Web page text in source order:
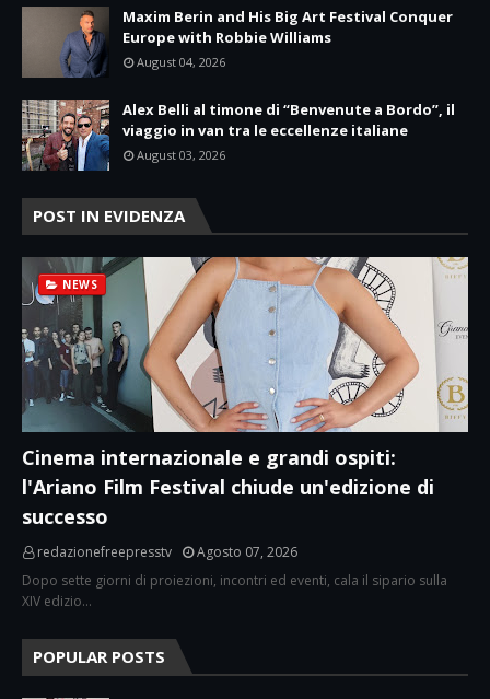
Maxim Berin and His Big Art Festival Conquer
Europe with Robbie Williams
August 04, 2026
Alex Belli al timone di “Benvenute a Bordo”, il
viaggio in van tra le eccellenze italiane
August 03, 2026
POST IN EVIDENZA
NEWS
Cinema internazionale e grandi ospiti:
l'Ariano Film Festival chiude un'edizione di
successo
redazionefreepresstv
Agosto 07, 2026
Dopo sette giorni di proiezioni, incontri ed eventi, cala il sipario sulla
XIV edizio…
POPULAR POSTS